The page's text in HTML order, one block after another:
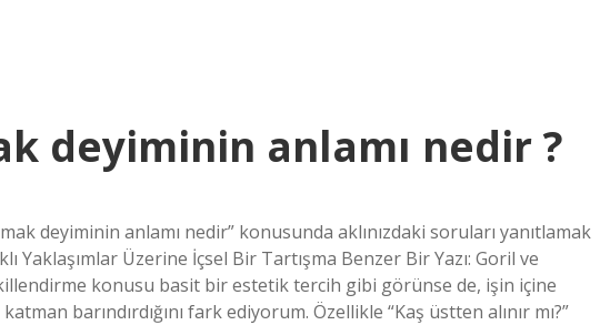
deyiminin anlamı nedir ?
deyiminin anlamı nedir” konusunda aklınızdaki soruları yanıtlamak
Yaklaşımlar Üzerine İçsel Bir Tartışma Benzer Bir Yazı: Goril ve
konusu basit bir estetik tercih gibi görünse de, işin içine
barındırdığını fark ediyorum. Özellikle “Kaş üstten alınır mı?”